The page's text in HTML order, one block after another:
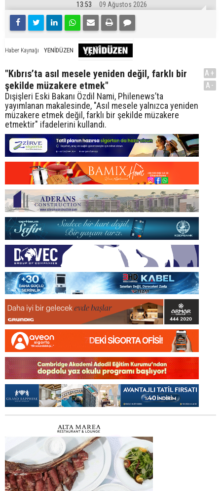
13:53 09 Ağustos 2026
Haber Kaynağı YENİDÜZEN
"Kıbrıs’ta asıl mesele yeniden değil, farklı bir
şekilde müzakere etmek"
Dışişleri Eski Bakanı Özdil Nami, Philenews’ta
yayımlanan makalesinde, "Asıl mesele yalnızca yeniden
müzakere etmek değil, farklı bir şekilde müzakere
etmektir" ifadelerini kullandı.
A+
A-